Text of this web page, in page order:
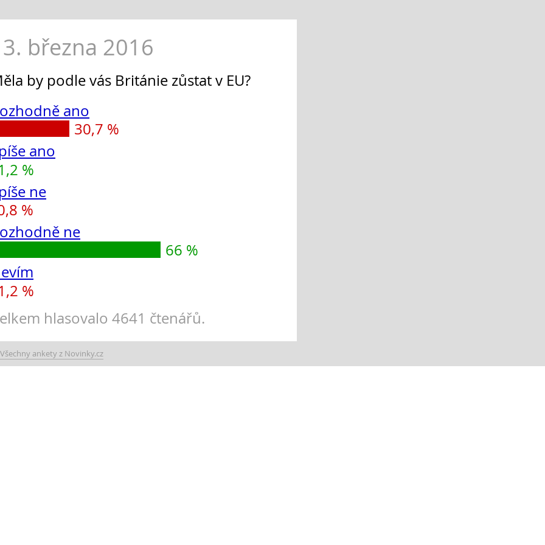
března 2016
by podle vás Británie zůstat v EU?
ano
30,7 %
ano
%
ne
%
ne
66 %
%
hlasovalo 4641 čtenářů.
Všechny ankety z Novinky.cz